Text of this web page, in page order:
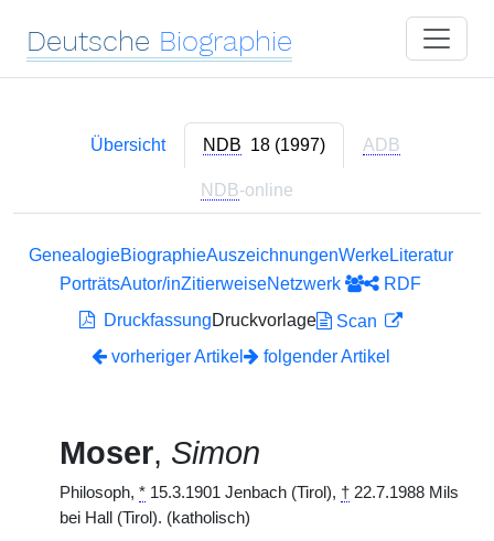
Deutsche Biographie
Übersicht NDB 18 (1997) ADB
NDB-online
GenealogieBiographieAuszeichnungenWerkeLiteratur
PorträtsAutor/inZitierweiseNetzwerk
RDF
DruckfassungDruckvorlage
Scan
vorheriger Artikel
folgender Artikel
Moser, Simon
Philosoph, * 15.3.1901 Jenbach (Tirol), † 22.7.1988 Mils
bei Hall (Tirol). (katholisch)